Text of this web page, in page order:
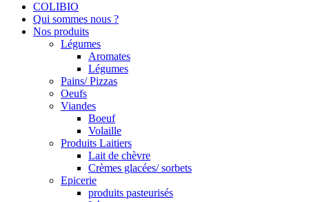
COLIBIO
Qui sommes nous ?
Nos produits
Légumes
Aromates
Légumes
Pains/ Pizzas
Oeufs
Viandes
Boeuf
Volaille
Produits Laitiers
Lait de chèvre
Crèmes glacées/ sorbets
Epicerie
produits pasteurisés